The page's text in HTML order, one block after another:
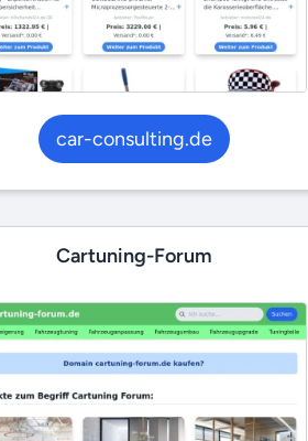
car-consulting.de
Cartuning-Forum